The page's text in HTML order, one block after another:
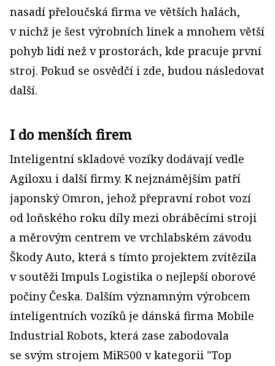
nasadí přeloučská firma ve větších halách,
v nichž je šest výrobních linek a mnohem větší
pohyb lidí než v prostorách, kde pracuje první
stroj. Pokud se osvědčí i zde, budou následovat
další.
I do menších firem
Inteligentní skladové vozíky dodávají vedle
Agiloxu i další firmy. K nejznámějším patří
japonský Omron, jehož přepravní robot vozí
od loňského roku díly mezi obráběcími stroji
a měrovým centrem ve vrchlabském závodu
Škody Auto, která s tímto projektem zvítězila
v soutěži Impuls Logistika o nejlepší oborové
počiny Česka. Dalším významným výrobcem
inteligentních vozíků je dánská firma Mobile
Industrial Robots, která zase zabodovala
se svým strojem MiR500 v kategorii "Top